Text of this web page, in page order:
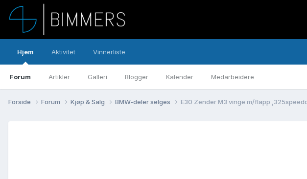
Hjem
Forum Artikler Galleri Blogger Kalender Medarbeidere
Aktivitet Vinnerliste
Forside Forum Kjøp & Salg BMW-deler selges E30 Zender M3 vinge m/flapp